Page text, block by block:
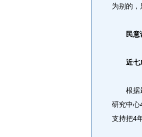
为别的，
民意
近七
根据最
研究中心
支持把4